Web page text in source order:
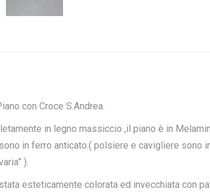
con Croce S.Andrea.
in legno massiccio ,il piano è in
in ferro anticato.( polsiere e cavigliere sono
).
esteticamente colorata ed invecchiata con